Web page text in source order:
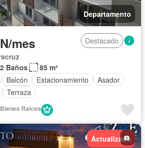
Departamento
mes
Destacado
2 Baños
85 m²
Balcón Estacionamiento
Asador
Terraza
Raices
Actualizado